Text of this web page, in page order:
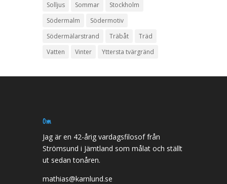
Solljus
Sommar
Stockholm
Södermalm
Södermotiv
Södermälarstrand
Träbåt
Träd
Vatten
Vinter Yttersta tvärgränd
Om
Jag är en 42-årig vardagsfilosof från
Strömsund i Jämtland som målat och ställt
ut sedan tonåren.
mathias@karnlund.se